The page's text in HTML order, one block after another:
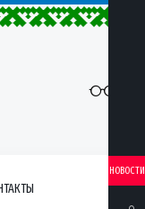
НОВОСТИ